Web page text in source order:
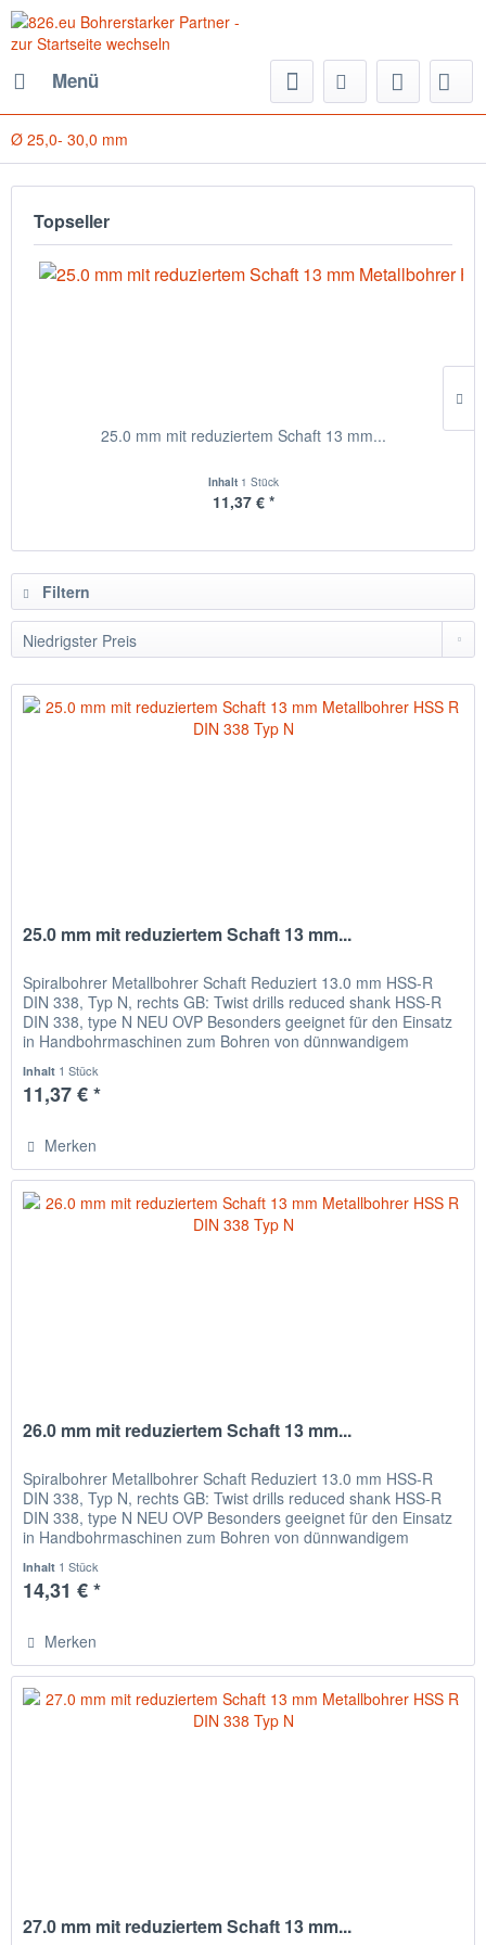
Menü
Ø 25,0- 30,0 mm
Topseller
25.0 mm mit reduziertem Schaft 13 mm...
Inhalt 1 Stück
11,37 € *
Filtern
25.0 mm mit reduziertem Schaft 13 mm...
Spiralbohrer Metallbohrer Schaft Reduziert 13.0 mm HSS-R
DIN 338, Typ N, rechts GB: Twist drills reduced shank HSS-R
DIN 338, type N NEU OVP Besonders geeignet für den Einsatz
in Handbohrmaschinen zum Bohren von dünnwandigem
Inhalt 1 Stück
11,37 € *
Merken
26.0 mm mit reduziertem Schaft 13 mm...
Spiralbohrer Metallbohrer Schaft Reduziert 13.0 mm HSS-R
DIN 338, Typ N, rechts GB: Twist drills reduced shank HSS-R
DIN 338, type N NEU OVP Besonders geeignet für den Einsatz
in Handbohrmaschinen zum Bohren von dünnwandigem
Inhalt 1 Stück
14,31 € *
Merken
27.0 mm mit reduziertem Schaft 13 mm...